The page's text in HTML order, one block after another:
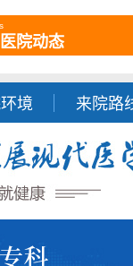
院动态
境 来院路